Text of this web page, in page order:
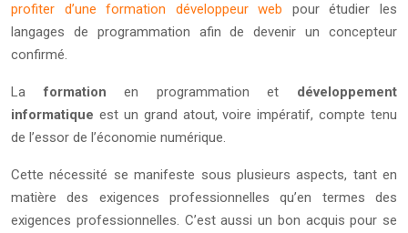
profiter d’une formation développeur web pour étudier les
langages de programmation afin de devenir un concepteur
confirmé.
Laformation en programmation et développement
informatique est un grand atout, voire impératif, compte tenu
de l’essor de l’économie numérique.
Cette nécessité se manifeste sous plusieurs aspects, tant en
matière des exigences professionnelles qu’en termes des
exigences professionnelles. C’est aussi un bon acquis pour se